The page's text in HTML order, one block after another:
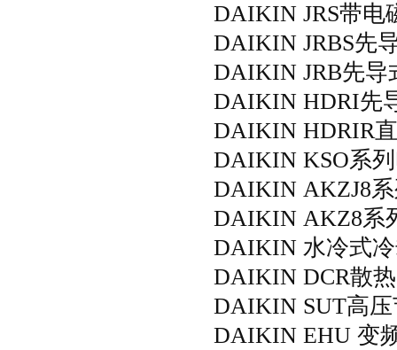
DAIKIN JRS带电
DAIKIN JRBS先
DAIKIN JRB先导
DAIKIN HDRI先
DAIKIN HDRIR
DAIKIN KSO系
DAIKIN AKZJ8
DAIKIN AKZ8系
DAIKIN 水冷式冷
DAIKIN DCR散热
DAIKIN SUT高压
DAIKIN EHU 变